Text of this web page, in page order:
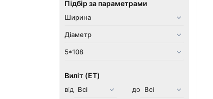
Підбір за параметрами
Виліт (ET)
від до